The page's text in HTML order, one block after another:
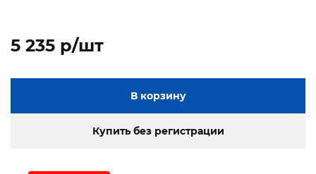
5 235 p/шт
В корзину
Купить без регистрации